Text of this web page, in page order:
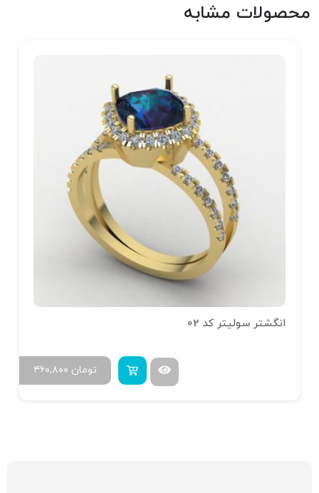
محصولات مشابه
انگشتر سولیتر کد 02
۴۶۰,۸۰۰ تومان